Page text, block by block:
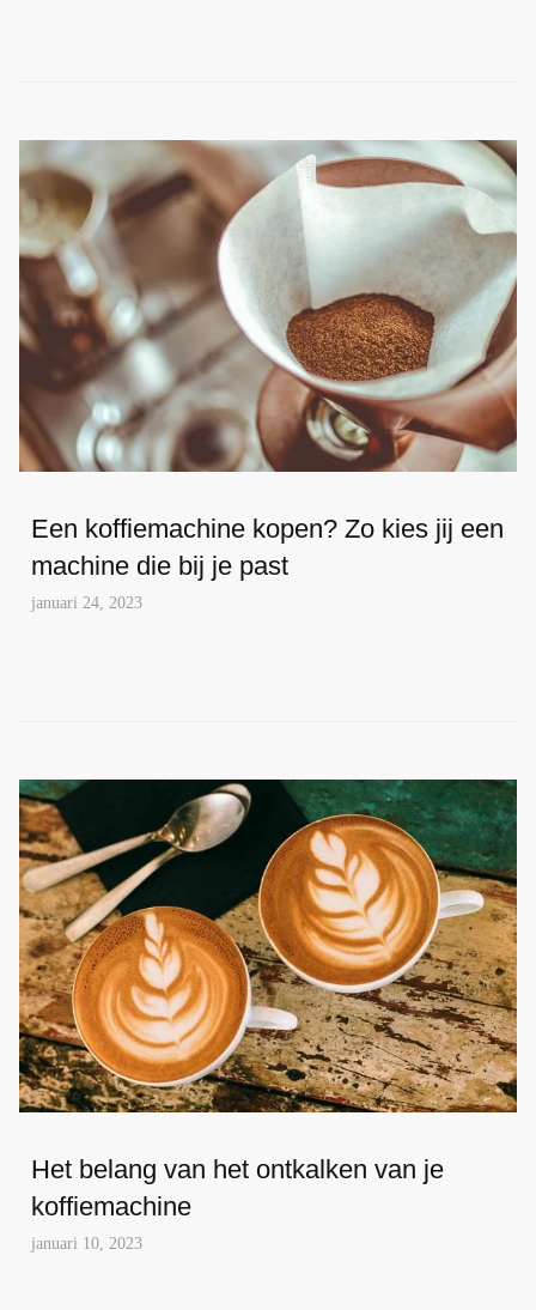
Een koffiemachine kopen? Zo kies jij een
machine die bij je past
januari 24, 2023
Het belang van het ontkalken van je
koffiemachine
januari 10, 2023